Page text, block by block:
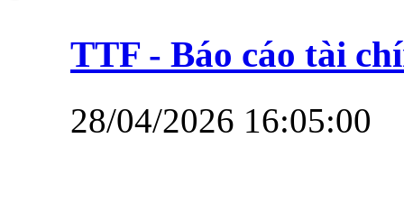
TTF - Báo cáo tài
28/04/2026 16:05:00